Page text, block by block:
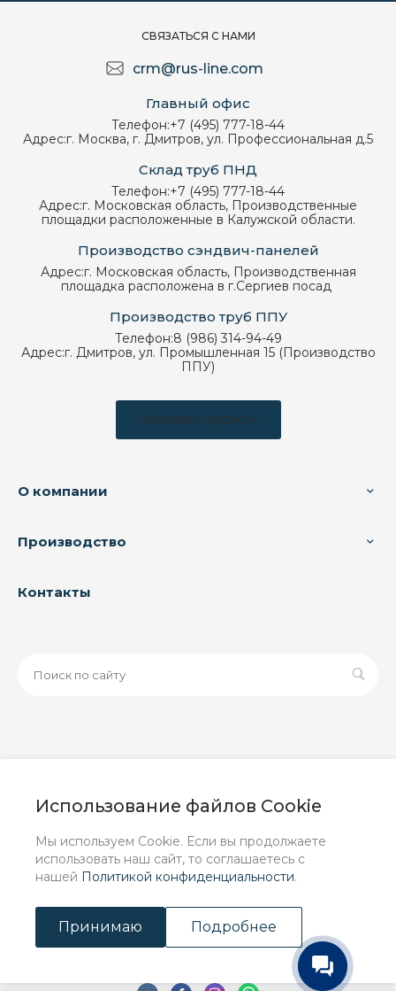
Использование файлов Cookie
Мы используем Cookie. Если вы продолжаете
использовать наш сайт, то соглашаетесь с
нашей Политикой конфиденциальности.
Принимаю Подробнее
СВЯЗАТЬСЯ С НАМИ
crm@rus-line.com
Главный офис
Телефон:+7 (495) 777-18-44
Адрес:г. Москва, г. Дмитров, ул. Профессиональная д.5
Склад труб ПНД
Телефон:+7 (495) 777-18-44
Адрес:г. Московская область, Производственные
площадки расположенные в Калужской области.
Производство сэндвич-панелей
Адрес:г. Московская область, Производственная
площадка расположена в г.Сергиев посад
Производство труб ППУ
Телефон:8 (986) 314-94-49
Адрес:г. Дмитров, ул. Промышленная 15 (Производство
ППУ)
Заказать звонок
О компании
Производство
Контакты
информационный характер и ни при каких условиях не
положениями Статьи 437 (2) ГК РФ.